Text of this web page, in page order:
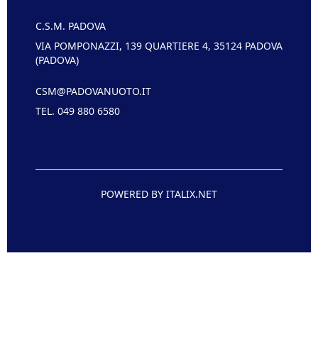
C.S.M. PADOVA
VIA POMPONAZZI, 139 QUARTIERE 4, 35124 PADOVA
(PADOVA)
CSM@PADOVANUOTO.IT
TEL. 049 880 6580
POWERED BY ITALIX.NET